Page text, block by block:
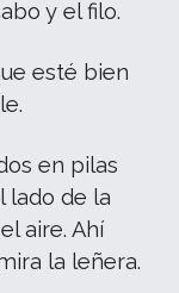
y el filo.
esté bien
en pilas
lado de la
aire. Ahí
la leñera.